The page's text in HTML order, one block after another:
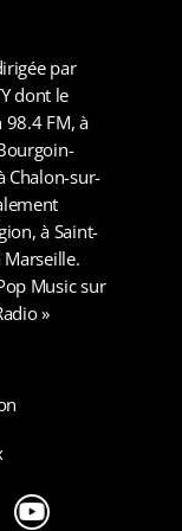
par
dont le
98.4 FM, à
Chalon-sur-
à Saint-
Marseille.
Music sur
»